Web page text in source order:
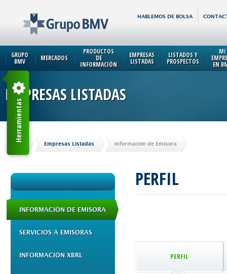
HABLEMOS DE BOLSA
GRUPO
BMV MERCADOS
PRODUCTOS
DE
INFORMACIÓN
EMPRESAS
LISTADAS
LISTADOS Y
PROSPECTOS
MI
EN
EMPRESAS LISTADAS
Inicio Empresas Listadas Información de Emisora
INFORMACIÓN DE EMISORA
SERVICIOS A EMISORAS
INFORMACIÓN XBRL
PERFIL
PERFIL
Herramientas